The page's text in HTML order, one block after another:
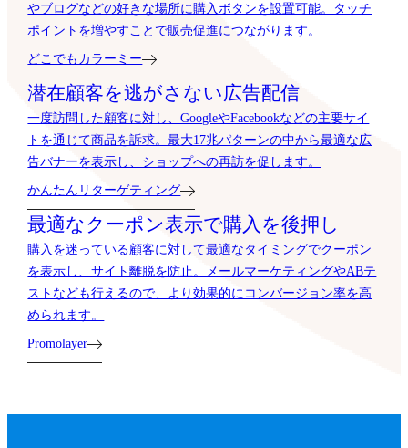
やブログなどの好きな場所に購入ボタンを設置可能。タッチ
ポイントを増やすことで販売促進につながります。
どこでもカラーミー
潜在顧客を逃がさない広告配信
一度訪問した顧客に対し、GoogleやFacebookなどの主要サイ
トを通じて商品を訴求。最大17兆パターンの中から最適な広
告バナーを表示し、ショップへの再訪を促します。
かんたんリターゲティング
最適なクーポン表示で購入を後押し
購入を迷っている顧客に対して最適なタイミングでクーポン
を表示し、サイト離脱を防止。メールマーケティングやABテ
ストなども行えるので、より効果的にコンバージョン率を高
められます。
Promolayer